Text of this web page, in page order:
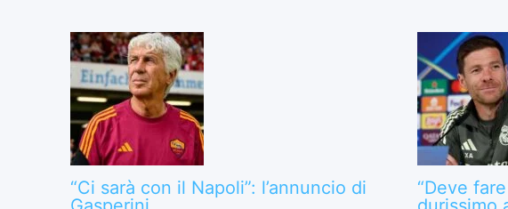
“Ci sarà con il Napoli”: l’annuncio di
“Deve